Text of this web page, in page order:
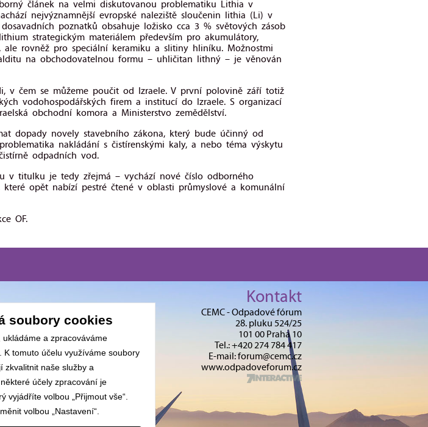
článek na velmi diskutovanou problematiku Lithia v
nejvýznamnější evropské naleziště sloučenin lithia (Li) v
poznatků obsahuje ložisko cca 3 % světových zásob
strategickým materiálem především pro akumulátory,
ale rovněž pro speciální keramiku a slitiny hliníku. Možnostmi
na obchodovatelnou formu – uhličitan lithný – je věnován
v čem se můžeme poučit od Izraele. V první polovině září totiž
vodohospodářských firem a institucí do Izraele. S organizací
obchodní komora a Ministerstvo zemědělství.
dopady novely stavebního zákona, který bude účinný od
nakládání s čistírenskými kaly, a nebo téma výskytu
odpadních vod.
v titulku je tedy zřejmá – vychází nové číslo odborného
které opět nabízí pestré čtené v oblasti průmyslové a komunální
OF.
Kontakt
CEMC - Odpadové fórum
28. pluku 524/25
101 00 Praha 10
Tel.: +420 274 784 417
E-mail: forum@cemc.cz
www.odpadoveforum.cz
soubory cookies
a zpracováváme
K tomuto účelu využíváme soubory
zkvalitnit naše služby a
účely zpracování je
vyjádříte volbou „Přijmout vše“.
volbou „Nastavení“.